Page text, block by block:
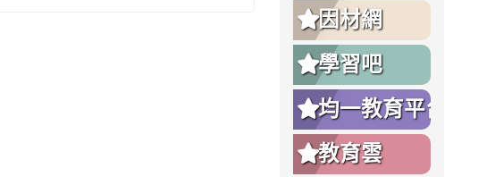
因材網
學習吧
均一教育平台
教育雲